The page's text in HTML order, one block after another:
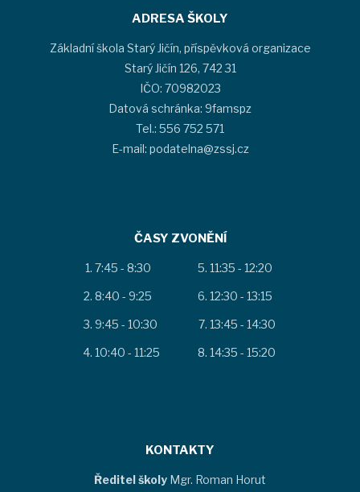
ADRESA ŠKOLY
Základní škola Starý Jičín, příspěvková organizace
Starý Jičín 126, 742 31
IČO: 70982023
Datová schránka: 9famspz
Tel.: 556 752 571
E-mail: podatelna@zssj.cz
ČASY ZVONĚNÍ
7:45 - 8:30
8:40 - 9:25
9:45 - 10:30
10:40 - 11:25
11:35 - 12:20
12:30 - 13:15
13:45 - 14:30
14:35 - 15:20
KONTAKTY
Ředitel školy Mgr. Roman Horut